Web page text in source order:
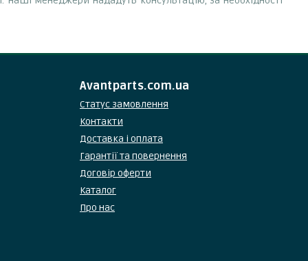
Avantparts.com.ua
Статус замовлення
Контакти
Доставка і оплата
Гарантії та повернення
Договір оферти
Каталог
Про нас